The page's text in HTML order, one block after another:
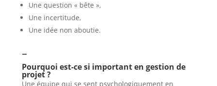
Une question « bête »,
Une incertitude,
Une idée non aboutie.
–
Pourquoi est-ce si important en gestion de
projet ?
Une équipe qui se sent psychologiquement en